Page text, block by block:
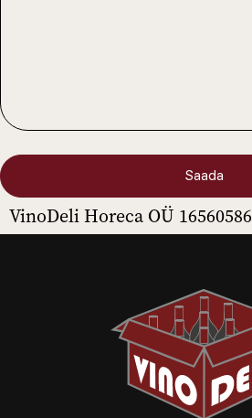
Saada
VinoDeli Horeca OÜ 16560586